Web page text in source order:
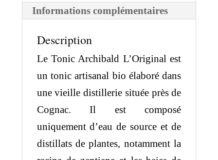
Informations complémentaires
Description
Le Tonic Archibald L’Original est
un tonic artisanal bio élaboré dans
une vieille distillerie située près de
Cognac. Il est composé
uniquement d’eau de source et de
distillats de plantes, notamment la